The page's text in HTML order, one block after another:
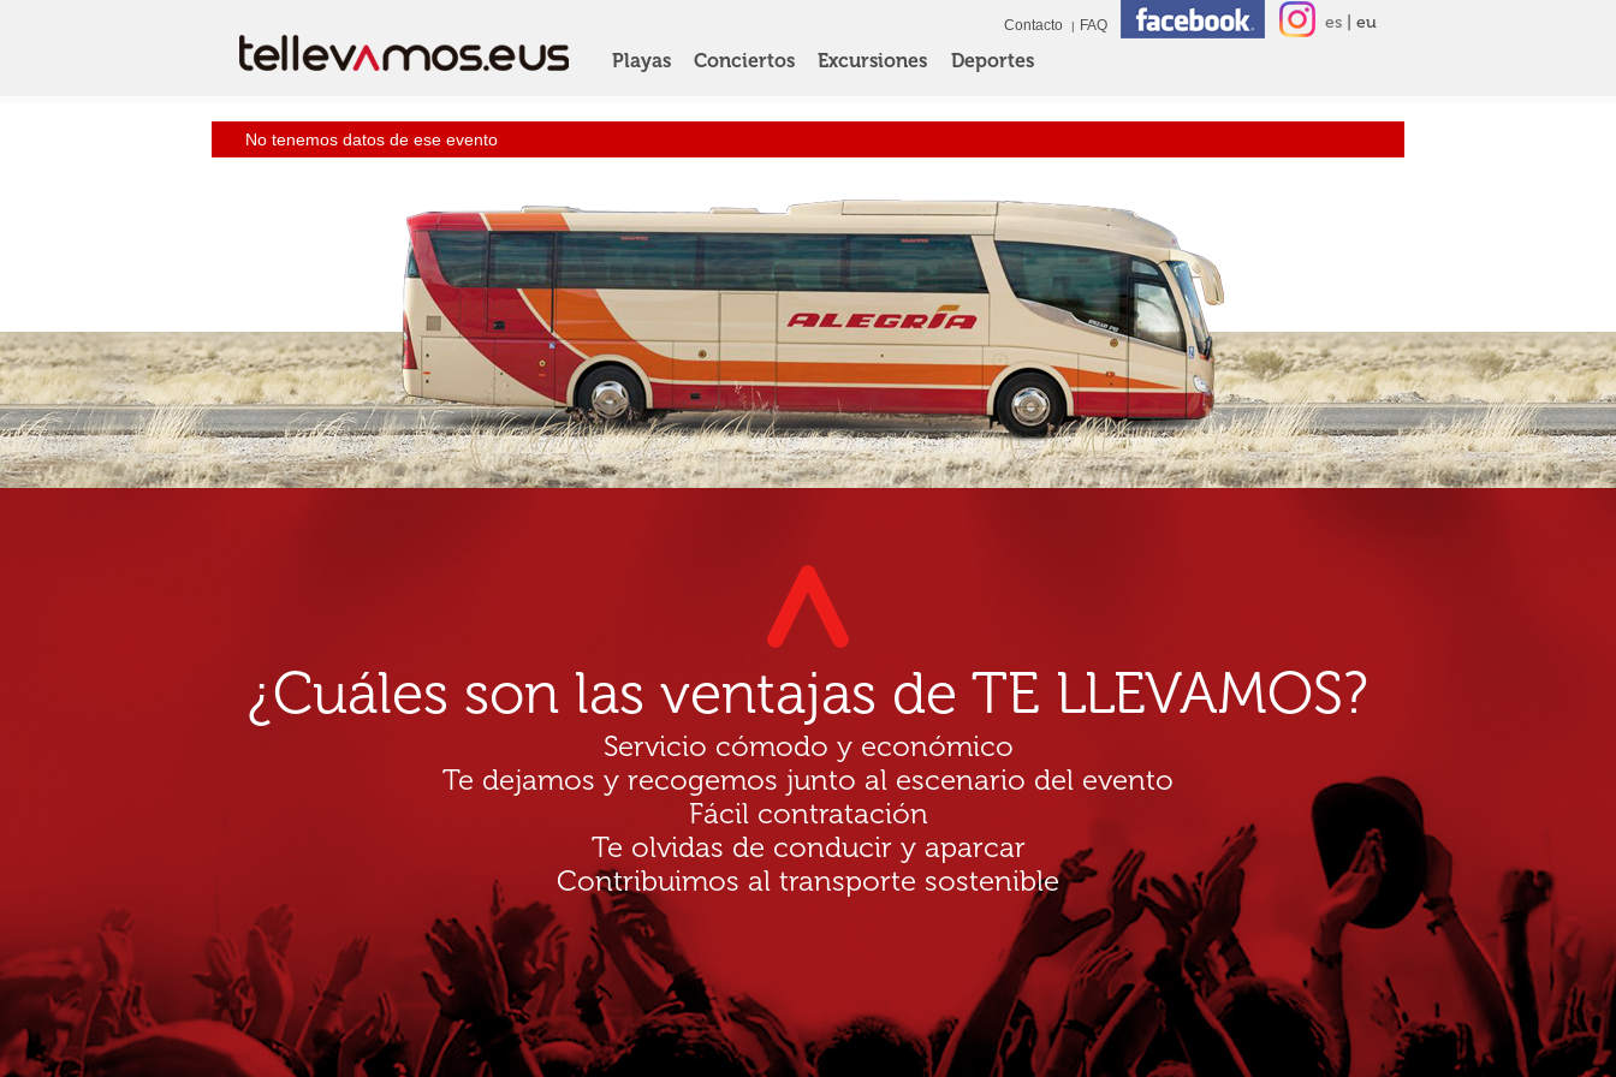
Playas Conciertos Excursiones Deportes
Contacto FAQ es eu
No tenemos datos de ese evento
¿Cuáles son las ventajas de TE LLEVAMOS?
Servicio cómodo y económico
Te dejamos y recogemos junto al escenario del evento
Fácil contratación
Te olvidas de conducir y aparcar
Contribuimos al transporte sostenible